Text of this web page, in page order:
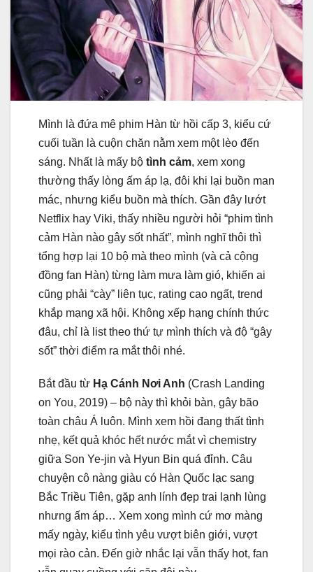
Mình là đứa mê phim Hàn từ hồi cấp 3, kiểu cứ
cuối tuần là cuộn chăn nằm xem một lèo đến
sáng. Nhất là mấy bộ tình cảm, xem xong
thường thấy lòng ấm áp lạ, đôi khi lại buồn man
mác, nhưng kiểu buồn mà thích. Gần đây lướt
Netflix hay Viki, thấy nhiều người hỏi “phim tình
cảm Hàn nào gây sốt nhất”, mình nghĩ thôi thì
tổng hợp lại 10 bộ mà theo mình (và cả cộng
đồng fan Hàn) từng làm mưa làm gió, khiến ai
cũng phải “cày” liên tục, rating cao ngất, trend
khắp mạng xã hội. Không xếp hạng chính thức
đâu, chỉ là list theo thứ tự mình thích và độ “gây
sốt” thời điểm ra mắt thôi nhé.
Bắt đầu từ Hạ Cánh Nơi Anh (Crash Landing
on You, 2019) – bộ này thì khỏi bàn, gây bão
toàn châu Á luôn. Mình xem hồi đang thất tình
nhẹ, kết quả khóc hết nước mắt vì chemistry
giữa Son Ye-jin và Hyun Bin quá đỉnh. Câu
chuyện cô nàng giàu có Hàn Quốc lạc sang
Bắc Triều Tiên, gặp anh lính đẹp trai lạnh lùng
nhưng ấm áp… Xem xong mình cứ mơ màng
mấy ngày, kiểu tình yêu vượt biên giới, vượt
mọi rào cản. Đến giờ nhắc lại vẫn thấy hot, fan